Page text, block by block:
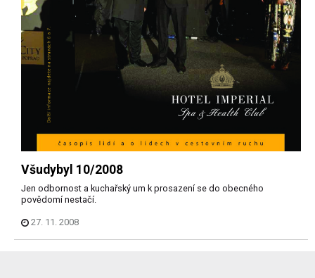
Všudybyl 10/2008
Jen odbornost a kuchařský um k prosazení se do obecného
povědomí nestačí.
27. 11. 2008